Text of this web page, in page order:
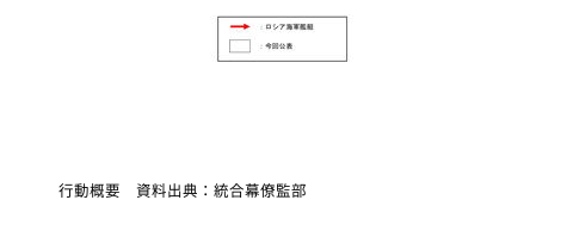
行動概要 資料出典：統合幕僚監部